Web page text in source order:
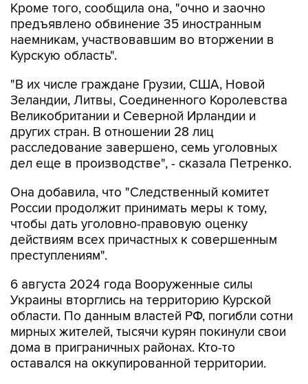
Кроме того, сообщила она, "очно и заочно
предъявлено обвинение 35 иностранным
наемникам, участвовавшим во вторжении в
Курскую область".
"В их числе граждане Грузии, США, Новой
Зеландии, Литвы, Соединенного Королевства
Великобритании и Северной Ирландии и
других стран. В отношении 28 лиц
расследование завершено, семь уголовных
дел еще в производстве", - сказала Петренко.
Она добавила, что "Cледственный комитет
России продолжит принимать меры к тому,
чтобы дать уголовно-правовую оценку
действиям всех причастных к совершенным
преступлениям".
6 августа 2024 года Вооруженные силы
Украины вторглись на территорию Курской
области. По данным властей РФ, погибли сотни
мирных жителей, тысячи курян покинули свои
дома в приграничных районах. Кто-то
оставался на оккупированной территории.